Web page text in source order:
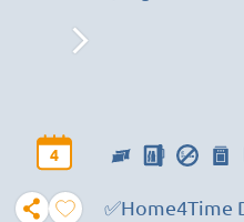
4
✅Home4Time